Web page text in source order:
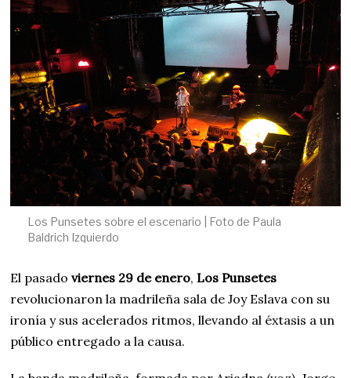
Los Punsetes sobre el escenario | Foto de Paula
Baldrich Izquierdo
El pasadoviernes 29 de enero,Los Punsetes
revolucionaron la madrileña sala de Joy Eslava con su
ironía y sus acelerados ritmos, llevando al éxtasis a un
público entregado a la causa.